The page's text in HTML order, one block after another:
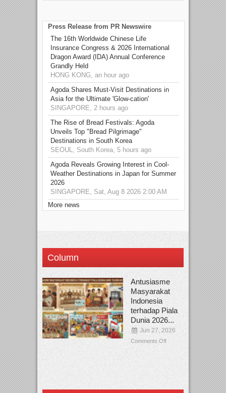
Press Release from PR Newswire
The 16th Worldwide Chinese Life
Insurance Congress & 2026 International
Dragon Award (IDA) Annual Conference
Grandly Held
HONG KONG, an hour ago
Agoda Shares Must-Visit Destinations in
Asia for the Ultimate 'Glow-cation'
SINGAPORE, 2 hours ago
The Rise of Bread Festivals: Agoda
Unveils Top "Bread Pilgrimage"
Destinations in South Korea
SEOUL, South Korea, 5 hours ago
Agoda Reveals Growing Interest in Cool-
Weather Destinations in Japan for Summer
2026
SINGAPORE, Sat, Aug 8 2026 2:00 AM
More news
Column
Antusiasme
Masyarakat
Indonesia
terhadap Piala
Dunia 2026...
Jun 27, 2026
Comments Off